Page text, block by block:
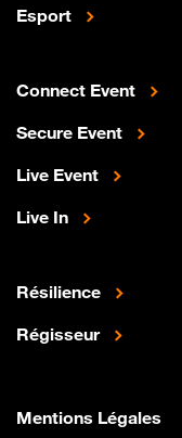
Esport
Connect Event
Secure Event
Live Event
Live In
Résilience
Régisseur
Mentions Légales